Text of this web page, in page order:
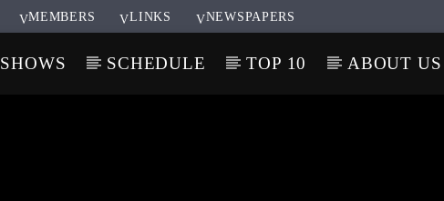
MEMBERS LINKS NEWSPAPERS
SHOWS SCHEDULE TOP 10 ABOUT US